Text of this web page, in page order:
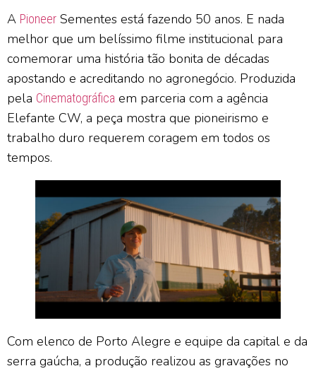
A Pioneer Sementes está fazendo 50 anos. E nada
melhor que um belíssimo filme institucional para
comemorar uma história tão bonita de décadas
apostando e acreditando no agronegócio. Produzida
pela Cinematográfica em parceria com a agência
Elefante CW, a peça mostra que pioneirismo e
trabalho duro requerem coragem em todos os
tempos.
Com elenco de Porto Alegre e equipe da capital e da
serra gaúcha, a produção realizou as gravações no